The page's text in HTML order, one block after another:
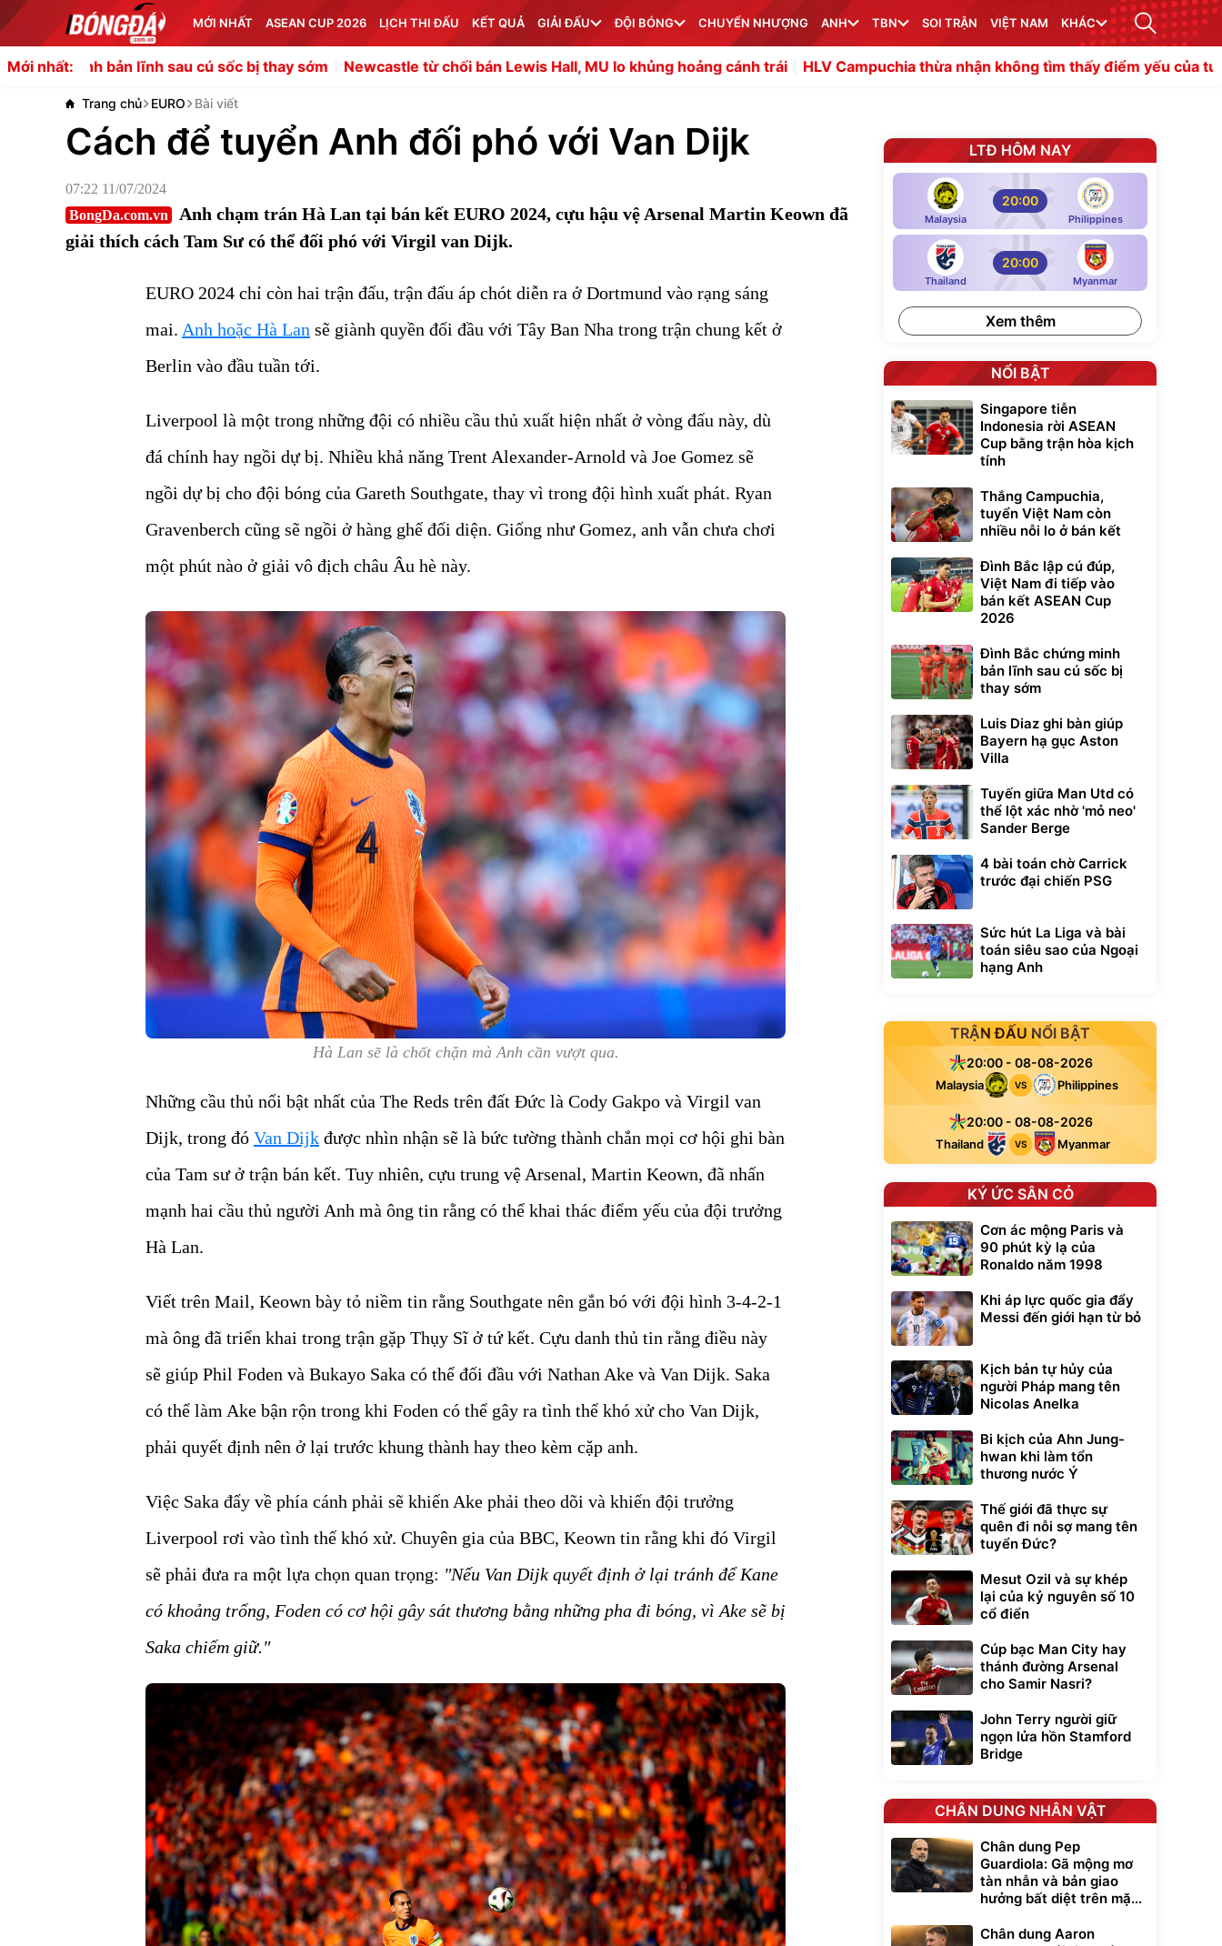
MỚI NHẤT ASEAN CUP 2026 LỊCH THI ĐẤU KẾT QUẢ GIẢI ĐẤU ĐỘI BÓNG CHUYỂN NHƯỢNG ANH TBN SOI TRẬN VIỆT NAM KHÁC
Mới nhất:
lĩnh sau cú sốc bị thay sớm Newcastle từ chối bán Lewis Hall, MU lo khủng hoảng cánh trái HLV Campuchia thừa nhận không tìm thấy điểm yếu của tuyển Việt Nam
Trang chủ EURO Bài viết
Cách để tuyển Anh đối phó với Van Dijk
07:22 11/07/2024
BongDa.com.vn
Anh chạm trán Hà Lan tại bán kết EURO 2024, cựu hậu vệ Arsenal Martin Keown đã
giải thích cách Tam Sư có thể đối phó với Virgil van Dijk.
EURO 2024 chỉ còn hai trận đấu, trận đấu áp chót diễn ra ở Dortmund vào rạng sáng
mai. Anh hoặc Hà Lan sẽ giành quyền đối đầu với Tây Ban Nha trong trận chung kết ở
Berlin vào đầu tuần tới.
Liverpool là một trong những đội có nhiều cầu thủ xuất hiện nhất ở vòng đấu này, dù
đá chính hay ngồi dự bị. Nhiều khả năng Trent Alexander-Arnold và Joe Gomez sẽ
ngồi dự bị cho đội bóng của Gareth Southgate, thay vì trong đội hình xuất phát. Ryan
Gravenberch cũng sẽ ngồi ở hàng ghế đối diện. Giống như Gomez, anh vẫn chưa chơi
một phút nào ở giải vô địch châu Âu hè này.
Hà Lan sẽ là chốt chặn mà Anh cần vượt qua.
Những cầu thủ nổi bật nhất của The Reds trên đất Đức là Cody Gakpo và Virgil van
Dijk, trong đó Van Dijk được nhìn nhận sẽ là bức tường thành chắn mọi cơ hội ghi bàn
của Tam sư ở trận bán kết. Tuy nhiên, cựu trung vệ Arsenal, Martin Keown, đã nhấn
mạnh hai cầu thủ người Anh mà ông tin rằng có thể khai thác điểm yếu của đội trưởng
Hà Lan.
Viết trên Mail, Keown bày tỏ niềm tin rằng Southgate nên gắn bó với đội hình 3-4-2-1
mà ông đã triển khai trong trận gặp Thụy Sĩ ở tứ kết. Cựu danh thủ tin rằng điều này
sẽ giúp Phil Foden và Bukayo Saka có thể đối đầu với Nathan Ake và Van Dijk. Saka
có thể làm Ake bận rộn trong khi Foden có thể gây ra tình thế khó xử cho Van Dijk,
phải quyết định nên ở lại trước khung thành hay theo kèm cặp anh.
Việc Saka đẩy về phía cánh phải sẽ khiến Ake phải theo dõi và khiến đội trưởng
Liverpool rơi vào tình thế khó xử. Chuyên gia của BBC, Keown tin rằng khi đó Virgil
sẽ phải đưa ra một lựa chọn quan trọng: "Nếu Van Dijk quyết định ở lại tránh để Kane
có khoảng trống, Foden có cơ hội gây sát thương bằng những pha đi bóng, vì Ake sẽ bị
Saka chiếm giữ."
LTĐ HÔM NAY
Malaysia
20:00
Philippines
Thailand
20:00
Myanmar
Xem thêm
NỔI BẬT
Singapore tiễn
Indonesia rời ASEAN
Cup bằng trận hòa kịch
tính
Thắng Campuchia,
tuyển Việt Nam còn
nhiều nỗi lo ở bán kết
Đình Bắc lập cú đúp,
Việt Nam đi tiếp vào
bán kết ASEAN Cup
2026
Đình Bắc chứng minh
bản lĩnh sau cú sốc bị
thay sớm
Luis Diaz ghi bàn giúp
Bayern hạ gục Aston
Villa
Tuyến giữa Man Utd có
thể lột xác nhờ 'mỏ neo'
Sander Berge
4 bài toán chờ Carrick
trước đại chiến PSG
Sức hút La Liga và bài
toán siêu sao của Ngoại
hạng Anh
TRẬN ĐẤU NỔI BẬT
20:00 - 08-08-2026
Malaysia VS Philippines
20:00 - 08-08-2026
Thailand VS Myanmar
KÝ ỨC SÂN CỎ
Cơn ác mộng Paris và
90 phút kỳ lạ của
Ronaldo năm 1998
Khi áp lực quốc gia đẩy
Messi đến giới hạn từ bỏ
Kịch bản tự hủy của
người Pháp mang tên
Nicolas Anelka
Bi kịch của Ahn Jung-
hwan khi làm tổn
thương nước Ý
Thế giới đã thực sự
quên đi nỗi sợ mang tên
tuyển Đức?
Mesut Ozil và sự khép
lại của kỷ nguyên số 10
cổ điển
Cúp bạc Man City hay
thánh đường Arsenal
cho Samir Nasri?
John Terry người giữ
ngọn lửa hồn Stamford
Bridge
CHÂN DUNG NHÂN VẬT
Chân dung Pep
Guardiola: Gã mộng mơ
tàn nhẫn và bản giao
hưởng bất diệt trên mặt
Chân dung Aaron